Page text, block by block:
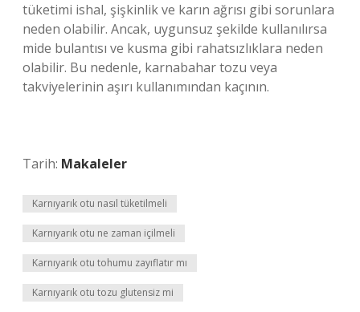
tüketimi ishal, şişkinlik ve karın ağrısı gibi sorunlara
neden olabilir. Ancak, uygunsuz şekilde kullanılırsa
mide bulantısı ve kusma gibi rahatsızlıklara neden
olabilir. Bu nedenle, karnabahar tozu veya
takviyelerinin aşırı kullanımından kaçının.
Tarih: Makaleler
Karnıyarık otu nasıl tüketilmeli
Karnıyarık otu ne zaman içilmeli
Karnıyarık otu tohumu zayıflatır mı
Karnıyarık otu tozu glutensiz mi